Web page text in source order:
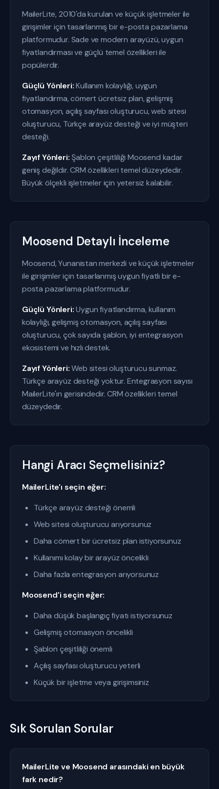
MailerLite, 2010'da kurulan ve küçük işletmeler ile
girişimler için tasarlanmış bir e-posta pazarlama
platformudur. Sade ve modern arayüzü, uygun
fiyatlandırması ve güçlü temel özellikleri ile
popülerdir.
Güçlü Yönleri:Kullanım kolaylığı, uygun
fiyatlandırma, cömert ücretsiz plan, gelişmiş
otomasyon, açılış sayfası oluşturucu, web sitesi
oluşturucu, Türkçe arayüz desteği ve iyi müşteri
desteği.
Zayıf Yönleri: Şablon çeşitliliği Moosend kadar
geniş değildir. CRM özellikleri temel düzeydedir.
Büyük ölçekli işletmeler için yetersiz kalabilir.
Moosend Detaylı İnceleme
Moosend, Yunanistan merkezli ve küçük işletmeler
ile girişimler için tasarlanmış uygun fiyatlı bir e-
posta pazarlama platformudur.
Güçlü Yönleri:Uygun fiyatlandırma, kullanım
kolaylığı, gelişmiş otomasyon, açılış sayfası
oluşturucu, çok sayıda şablon, iyi entegrasyon
ekosistemi ve hızlı destek.
Zayıf Yönleri:Web sitesi oluşturucu sunmaz.
Türkçe arayüz desteği yoktur. Entegrasyon sayısı
MailerLite'ın gerisindedir. CRM özellikleri temel
düzeydedir.
Hangi Aracı Seçmelisiniz?
MailerLite'ı seçin eğer:
Türkçe arayüz desteği önemli
Web sitesi oluşturucu arıyorsunuz
Daha cömert bir ücretsiz plan istiyorsunuz
Kullanımı kolay bir arayüz öncelikli
Daha fazla entegrasyon arıyorsunuz
Moosend'i seçin eğer:
Daha düşük başlangıç fiyatı istiyorsunuz
Gelişmiş otomasyon öncelikli
Şablon çeşitliliği önemli
Açılış sayfası oluşturucu yeterli
Küçük bir işletme veya girişimsiniz
Sık Sorulan Sorular
MailerLite ve Moosend arasındaki en büyük
fark nedir?